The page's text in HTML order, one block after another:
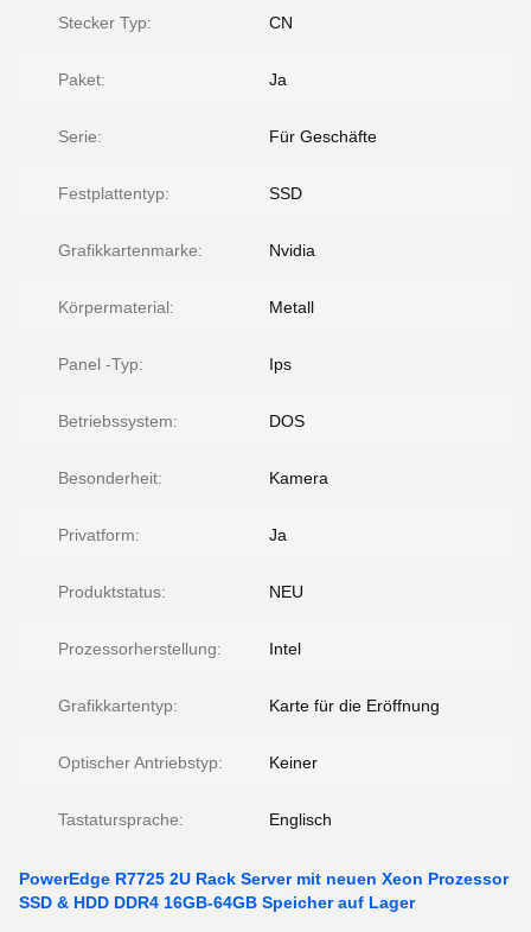
Stecker Typ: CN
Paket: Ja
Serie: Für Geschäfte
Festplattentyp: SSD
Grafikkartenmarke: Nvidia
Körpermaterial: Metall
Panel -Typ: Ips
Betriebssystem: DOS
Besonderheit: Kamera
Privatform: Ja
Produktstatus: NEU
Prozessorherstellung: Intel
Grafikkartentyp: Karte für die Eröffnung
Optischer Antriebstyp: Keiner
Tastatursprache: Englisch
PowerEdge R7725 2U Rack Server mit neuen Xeon Prozessor
SSD & HDD DDR4 16GB-64GB Speicher auf Lager